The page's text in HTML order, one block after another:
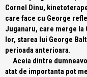
Cornel Dinu,
care face cu George
Juganaru, care merge
lor, starea lui George
perioada anterioara.
Aceia dintre
atat de importanta pot